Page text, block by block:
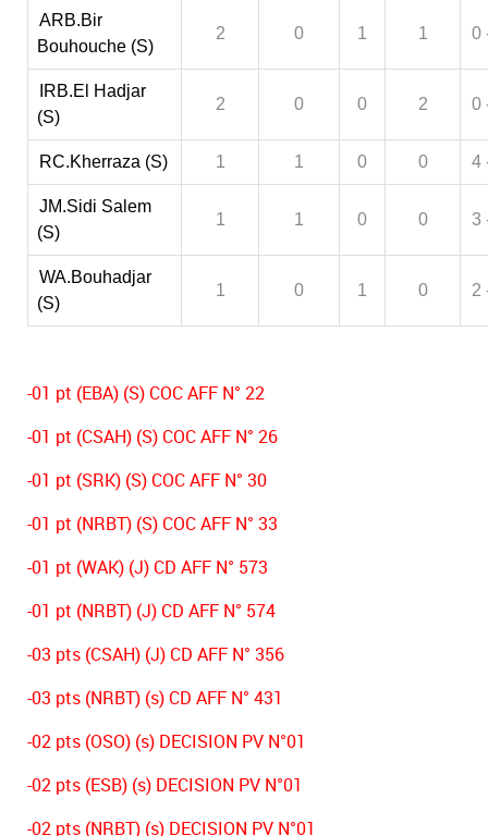
ARB.Bir
Bouhouche (S)
2 0 1 1 0
IRB.El Hadjar
(S)
2 0 0 2 0
RC.Kherraza (S) 1 1 0 0 4
JM.Sidi Salem
(S)
1 1 0 0 3
WA.Bouhadjar
(S)
1 0 1 0 2
-01 pt (EBA) (S) COC AFF N° 22
-01 pt (CSAH) (S) COC AFF N° 26
-01 pt (SRK) (S) COC AFF N° 30
-01 pt (NRBT) (S) COC AFF N° 33
-01 pt (WAK) (J) CD AFF N° 573
-01 pt (NRBT) (J) CD AFF N° 574
-03 pts (CSAH) (J) CD AFF N° 356
-03 pts (NRBT) (s) CD AFF N° 431
-02 pts (OSO) (s) DECISION PV N°01
-02 pts (ESB) (s) DECISION PV N°01
-02 pts (NRBT) (s) DECISION PV N°01